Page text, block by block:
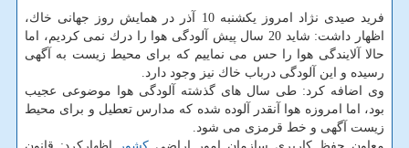
فرید صیدی نژاد امروز یكشنبه 10 آذر در همایش روز جهانی خاك،
اظهار داشت: شاید 20 سال پیش آلودگی هوا را درك نمی كردیم، اما
حالا آلایندگی هوا را حس می نماییم كه برای محیط زیست به آگهی
رسیده و این آلودگی درباب خاك نیز وجود دارد.
وی اضافه كرد: طی سال های گذشته آلودگی هوا موضوعی عجیب
بود، اما امروزه هوا آنقدر آلوده شده كه مدارس تعطیل و برای محیط
زیست آگهی و خط قرمزی می شود.
معاون حفظ كاربری سازمان امور اراضی كشور
اظهاركرد: قانون